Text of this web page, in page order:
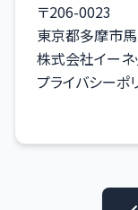
〒206-0023
東京都多摩市
株式会社イーネ
プライバシーポ